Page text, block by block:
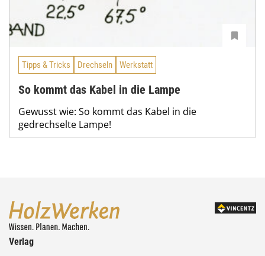
Tipps & Tricks Drechseln Werkstatt
So kommt das Kabel in die Lampe
Gewusst wie: So kommt das Kabel in die
gedrechselte Lampe!
Verlag